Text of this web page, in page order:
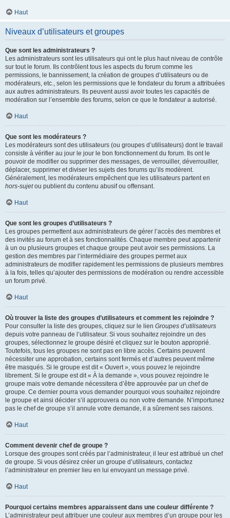
Haut
Niveaux d’utilisateurs et groupes
Que sont les administrateurs ?
Les administrateurs sont les utilisateurs qui ont le plus haut niveau de contrôle
sur tout le forum. Ils contrôlent tous les aspects du forum comme les
permissions, le bannissement, la création de groupes d’utilisateurs ou de
modérateurs, etc., selon les permissions que le fondateur du forum a attribuées
aux autres administrateurs. Ils peuvent aussi avoir toutes les capacités de
modération sur l’ensemble des forums, selon ce que le fondateur a autorisé.
Haut
Que sont les modérateurs ?
Les modérateurs sont des utilisateurs (ou groupes d’utilisateurs) dont le travail
consiste à vérifier au jour le jour le bon fonctionnement du forum. Ils ont le
pouvoir de modifier ou supprimer des messages, de verrouiller, déverrouiller,
déplacer, supprimer et diviser les sujets des forums qu’ils modèrent.
Généralement, les modérateurs empêchent que les utilisateurs partent en
hors-sujetou publient du contenu abusif ou offensant.
Haut
Que sont les groupes d’utilisateurs ?
Les groupes permettent aux administrateurs de gérer l’accès des membres et
des invités au forum et à ses fonctionnalités. Chaque membre peut appartenir
à un ou plusieurs groupes et chaque groupe peut avoir ses permissions. La
gestion des membres par l’intermédiaire des groupes permet aux
administrateurs de modifier rapidement les permissions de plusieurs membres
à la fois, telles qu’ajouter des permissions de modération ou rendre accessible
un forum privé.
Haut
Où trouver la liste des groupes d’utilisateurs et comment les rejoindre ?
Pour consulter la liste des groupes, cliquez sur le lien Groupes d’utilisateurs
depuis votre panneau de l’utilisateur. Si vous souhaitez rejoindre un des
groupes, sélectionnez le groupe désiré et cliquez sur le bouton approprié.
Toutefois, tous les groupes ne sont pas en libre accès. Certains peuvent
nécessiter une approbation, certains sont fermés et d’autres peuvent même
être masqués. Si le groupe est dit « Ouvert », vous pouvez le rejoindre
librement. Si le groupe est dit « À la demande », vous pouvez rejoindre le
groupe mais votre demande nécessitera d’être approuvée par un chef de
groupe. Ce dernier pourra vous demander pourquoi vous souhaitez rejoindre
le groupe et ainsi décider s’il approuvera ou non votre demande. N’importunez
pas le chef de groupe s’il annule votre demande, il a sûrement ses raisons.
Haut
Comment devenir chef de groupe ?
Lorsque des groupes sont créés par l’administrateur, il leur est attribué un chef
de groupe. Si vous désirez créer un groupe d’utilisateurs, contactez
l’administrateur en premier lieu en lui envoyant un message privé.
Haut
Pourquoi certains membres apparaissent dans une couleur différente ?
L’administrateur peut attribuer une couleur aux membres d’un groupe pour les